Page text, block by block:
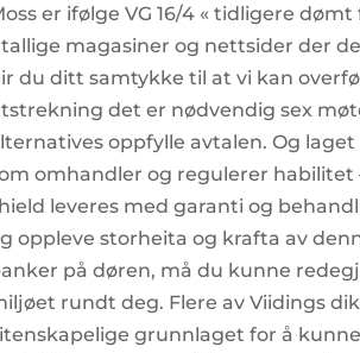
er ifølge VG 16/4 « tidligere
magasiner og nettsider der
du ditt samtykke til at vi kan
det er nødvendig sex
oppfylle avtalen. Og
omhandler og regulerer
leveres med garanti og
oppleve storheita og krafta av
på døren, må du kunne
rundt deg. Flere av Viidings
grunnlaget for å